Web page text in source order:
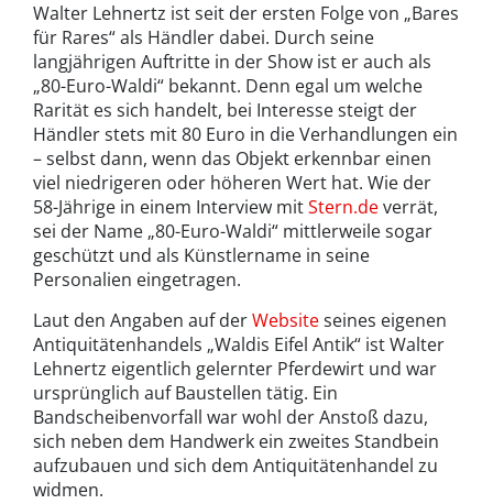
Walter Lehnertz ist seit der ersten Folge von „Bares
für Rares“ als Händler dabei. Durch seine
langjährigen Auftritte in der Show ist er auch als
„80-Euro-Waldi“ bekannt. Denn egal um welche
Rarität es sich handelt, bei Interesse steigt der
Händler stets mit 80 Euro in die Verhandlungen ein
– selbst dann, wenn das Objekt erkennbar einen
viel niedrigeren oder höheren Wert hat. Wie der
58-Jährige in einem Interview mitStern.deverrät,
sei der Name „80-Euro-Waldi“ mittlerweile sogar
geschützt und als Künstlername in seine
Personalien eingetragen.
Laut den Angaben auf derWebsiteseines eigenen
Antiquitätenhandels „Waldis Eifel Antik“ ist Walter
Lehnertz eigentlich gelernter Pferdewirt und war
ursprünglich auf Baustellen tätig. Ein
Bandscheibenvorfall war wohl der Anstoß dazu,
sich neben dem Handwerk ein zweites Standbein
aufzubauen und sich dem Antiquitätenhandel zu
widmen.